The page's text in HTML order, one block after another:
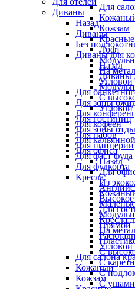
Для
Кожзам
Красные
Лофт
На
Угловой
Для
Для зоны
Для
Для кофеен
Для пабов
Для пиццерии
Для фаст фуда
Для фудкорта
Кресла
Для
Кресла
На
С
С
С
С ушами
Диваны
Назад
Диваны
Без
Диваны для
Назад
Диваны
С
Угловой
Для гостиниц
Для зоны
Для кальянной
Для офиса
Назад
Для
Из
Прямой
Угловой
Для салона
Кожаный
Кожзам